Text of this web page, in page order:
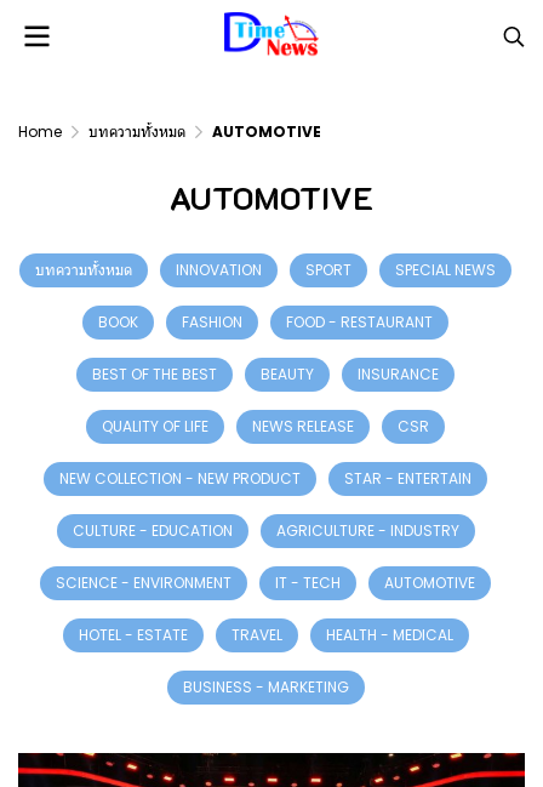
Home บทความทั้งหมด AUTOMOTIVE
AUTOMOTIVE
บทความทั้งหมด INNOVATION SPORT SPECIAL NEWS
BOOK FASHION FOOD - RESTAURANT
BEST OF THE BEST BEAUTY INSURANCE
QUALITY OF LIFE NEWS RELEASE CSR
NEW COLLECTION - NEW PRODUCT STAR - ENTERTAIN
CULTURE - EDUCATION AGRICULTURE - INDUSTRY
SCIENCE - ENVIRONMENT IT - TECH AUTOMOTIVE
HOTEL - ESTATE TRAVEL HEALTH - MEDICAL
BUSINESS - MARKETING